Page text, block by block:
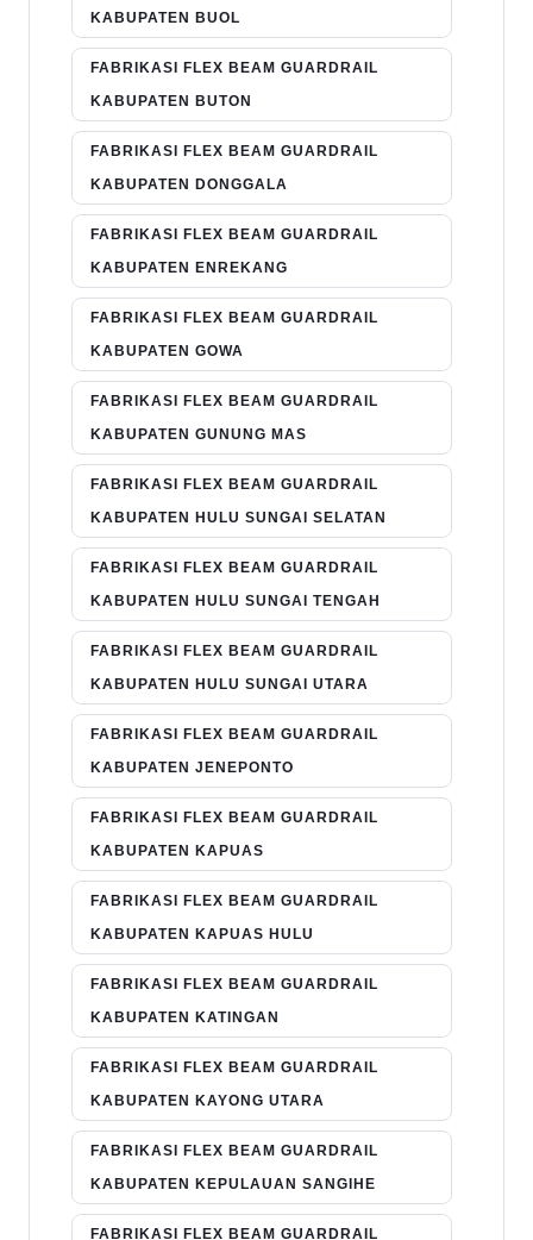
KABUPATEN BUOL
FABRIKASI FLEX BEAM GUARDRAIL
KABUPATEN BUTON
FABRIKASI FLEX BEAM GUARDRAIL
KABUPATEN DONGGALA
FABRIKASI FLEX BEAM GUARDRAIL
KABUPATEN ENREKANG
FABRIKASI FLEX BEAM GUARDRAIL
KABUPATEN GOWA
FABRIKASI FLEX BEAM GUARDRAIL
KABUPATEN GUNUNG MAS
FABRIKASI FLEX BEAM GUARDRAIL
KABUPATEN HULU SUNGAI SELATAN
FABRIKASI FLEX BEAM GUARDRAIL
KABUPATEN HULU SUNGAI TENGAH
FABRIKASI FLEX BEAM GUARDRAIL
KABUPATEN HULU SUNGAI UTARA
FABRIKASI FLEX BEAM GUARDRAIL
KABUPATEN JENEPONTO
FABRIKASI FLEX BEAM GUARDRAIL
KABUPATEN KAPUAS
FABRIKASI FLEX BEAM GUARDRAIL
KABUPATEN KAPUAS HULU
FABRIKASI FLEX BEAM GUARDRAIL
KABUPATEN KATINGAN
FABRIKASI FLEX BEAM GUARDRAIL
KABUPATEN KAYONG UTARA
FABRIKASI FLEX BEAM GUARDRAIL
KABUPATEN KEPULAUAN SANGIHE
FABRIKASI FLEX BEAM GUARDRAIL